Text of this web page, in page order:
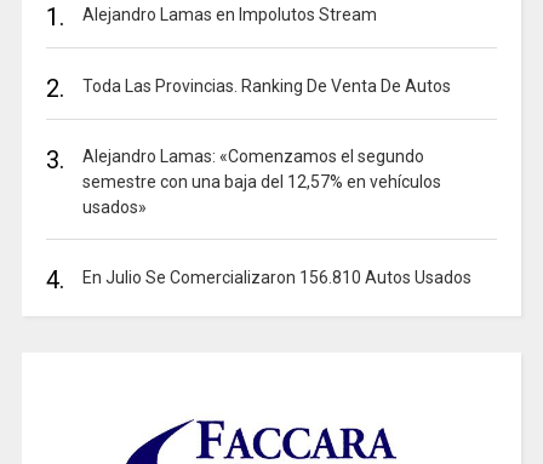
1. Alejandro Lamas en Impolutos Stream
2. Toda Las Provincias. Ranking De Venta De Autos
3.
Alejandro Lamas: «Comenzamos el segundo
semestre con una baja del 12,57% en vehículos
usados»
4. En Julio Se Comercializaron 156.810 Autos Usados